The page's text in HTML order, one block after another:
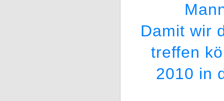
Damit wir
treffen
2010 in